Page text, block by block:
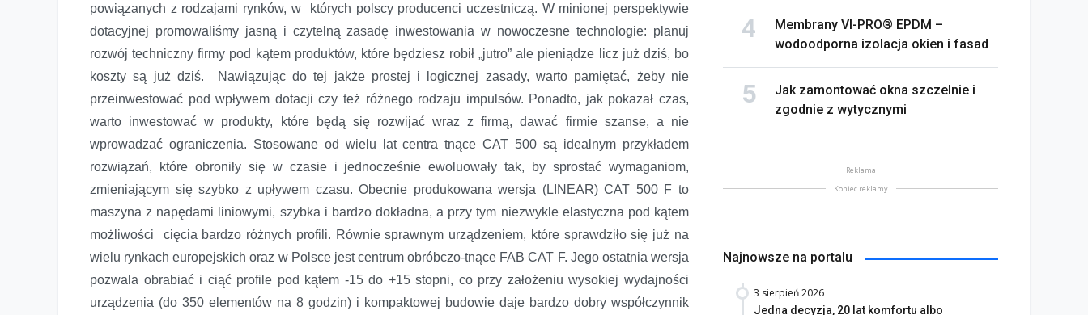
powiązanych z rodzajami rynków, w których polscy producenci uczestniczą. W minionej perspektywie
dotacyjnej promowaliśmy jasną i czytelną zasadę inwestowania w nowoczesne technologie: planuj
rozwój techniczny firmy pod kątem produktów, które będziesz robił „jutro” ale pieniądze licz już dziś, bo
koszty są już dziś. Nawiązując do tej jakże prostej i logicznej zasady, warto pamiętać, żeby nie
przeinwestować pod wpływem dotacji czy też różnego rodzaju impulsów. Ponadto, jak pokazał czas,
warto inwestować w produkty, które będą się rozwijać wraz z firmą, dawać firmie szanse, a nie
wprowadzać ograniczenia. Stosowane od wielu lat centra tnące CAT 500 są idealnym przykładem
rozwiązań, które obroniły się w czasie i jednocześnie ewoluowały tak, by sprostać wymaganiom,
zmieniającym się szybko z upływem czasu. Obecnie produkowana wersja (LINEAR) CAT 500 F to
maszyna z napędami liniowymi, szybka i bardzo dokładna, a przy tym niezwykle elastyczna pod kątem
możliwości cięcia bardzo różnych profili. Równie sprawnym urządzeniem, które sprawdziło się już na
wielu rynkach europejskich oraz w Polsce jest centrum obróbczo-tnące FAB CAT F. Jego ostatnia wersja
pozwala obrabiać i ciąć profile pod kątem -15 do +15 stopni, co przy założeniu wysokiej wydajności
urządzenia (do 350 elementów na 8 godzin) i kompaktowej budowie daje bardzo dobry współczynnik
Membrany VI-PRO® EPDM –
wodoodporna izolacja okien i fasad
Jak zamontować okna szczelnie i
zgodnie z wytycznymi
Reklama
Koniec reklamy
Najnowsze na portalu
3 sierpień 2026
Jedna decyzja, 20 lat komfortu albo